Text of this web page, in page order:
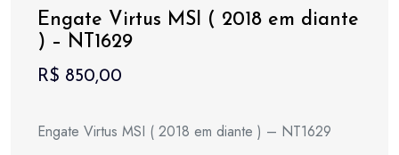
Engate Virtus MSI ( 2018 em diante
) – NT1629
R$ 850,00
Engate Virtus MSI ( 2018 em diante ) – NT1629